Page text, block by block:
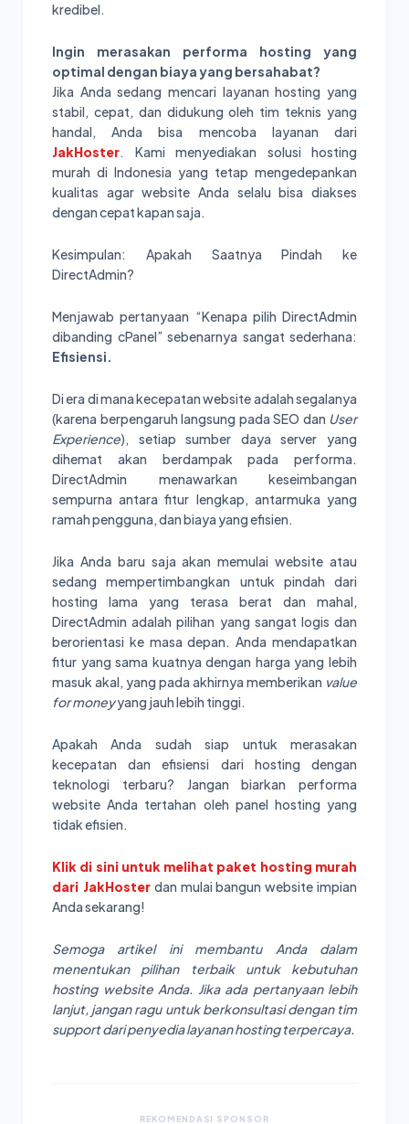
kredibel.
Ingin merasakan performa hosting yang
optimal dengan biaya yang bersahabat?
Jika Anda sedang mencari layanan hosting yang
stabil, cepat, dan didukung oleh tim teknis yang
handal, Anda bisa mencoba layanan dari
JakHoster. Kami menyediakan solusi hosting
murah di Indonesia yang tetap mengedepankan
kualitas agar website Anda selalu bisa diakses
dengan cepat kapan saja.
Kesimpulan: Apakah Saatnya Pindah ke
DirectAdmin?
Menjawab pertanyaan “Kenapa pilih DirectAdmin
dibanding cPanel” sebenarnya sangat sederhana:
Efisiensi.
Di era di mana kecepatan website adalah segalanya
(karena berpengaruh langsung pada SEO dan User
Experience), setiap sumber daya server yang
dihemat akan berdampak pada performa.
DirectAdmin menawarkan keseimbangan
sempurna antara fitur lengkap, antarmuka yang
ramah pengguna, dan biaya yang efisien.
Jika Anda baru saja akan memulai website atau
sedang mempertimbangkan untuk pindah dari
hosting lama yang terasa berat dan mahal,
DirectAdmin adalah pilihan yang sangat logis dan
berorientasi ke masa depan. Anda mendapatkan
fitur yang sama kuatnya dengan harga yang lebih
masuk akal, yang pada akhirnya memberikan value
for moneyyang jauh lebih tinggi.
Apakah Anda sudah siap untuk merasakan
kecepatan dan efisiensi dari hosting dengan
teknologi terbaru? Jangan biarkan performa
website Anda tertahan oleh panel hosting yang
tidak efisien.
Klik di sini untuk melihat paket hosting murah
dari JakHosterdan mulai bangun website impian
Anda sekarang!
Semoga artikel ini membantu Anda dalam
menentukan pilihan terbaik untuk kebutuhan
hosting website Anda. Jika ada pertanyaan lebih
lanjut, jangan ragu untuk berkonsultasi dengan tim
support dari penyedia layanan hosting terpercaya.
REKOMENDASI SPONSOR